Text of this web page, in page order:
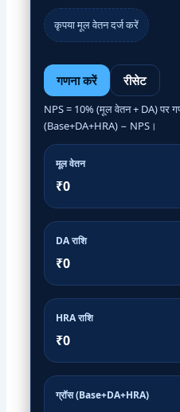
कृपया मूल वेतन दर्ज करें
गणना करें रीसेट
NPS = 10% (मूल वेतन + DA) पर
(Base+DA+HRA) − NPS।
मूल वेतन
₹0
DA राशि
₹0
HRA राशि
₹0
ग्रॉस (Base+DA+HRA)